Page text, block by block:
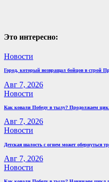
Это интересно:
Новости
Город, который возвращал бойцов в строй
Авг 7, 2026
Новости
Как ковали Победу в тылу? Продолжаем
Авг 7, 2026
Новости
Детская шалость с огнем может обернуться
Авг 7, 2026
Новости